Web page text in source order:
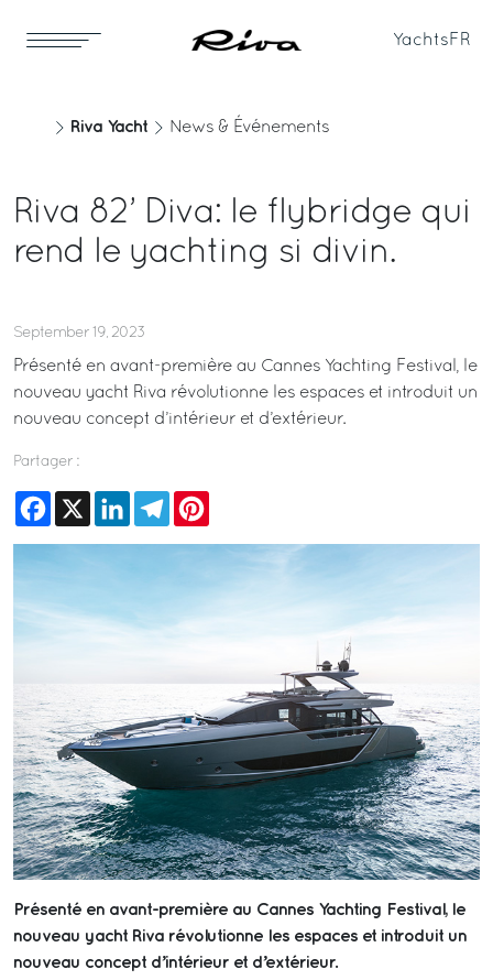
Yachts FR
Riva Yacht News & Événements
Riva 82’ Diva: le flybridge qui
rend le yachting si divin.
September 19, 2023
Présenté en avant-première au Cannes Yachting Festival, le
nouveau yacht Riva révolutionne les espaces et introduit un
nouveau concept d’intérieur et d’extérieur.
Partager :
Facebook
X LinkedInTelegram
Présenté en avant-première au Cannes Yachting Festival, le
nouveau yacht Riva révolutionne les espaces et introduit un
nouveau concept d’intérieur et d’extérieur.